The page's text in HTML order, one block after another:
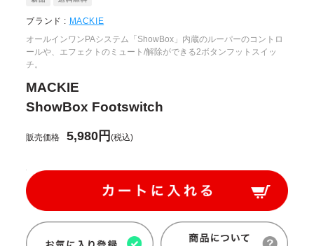
ブランド : MACKIE
オールインワンPAシステム「ShowBox」内蔵のルーパーのコントロ
ールや、エフェクトのミュート/解除ができる2ボタンフットスイッ
チ。
MACKIE
ShowBox Footswitch
販売価格 5,980円(税込)